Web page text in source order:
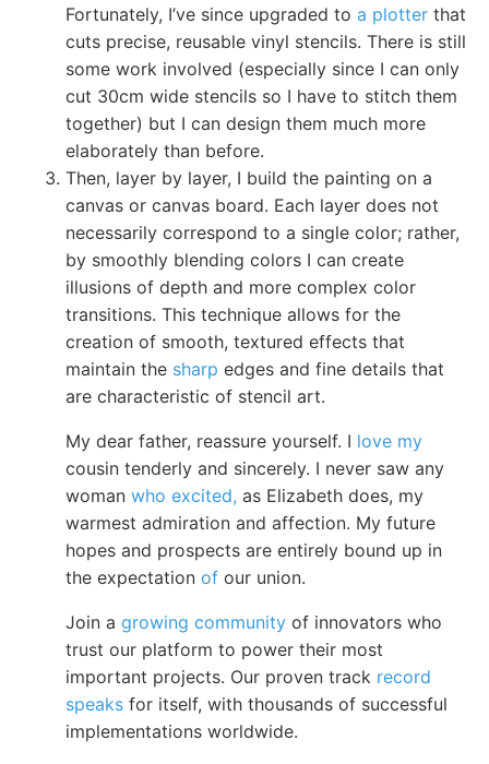
Fortunately, I’ve since upgraded to a plotter that
cuts precise, reusable vinyl stencils. There is still
some work involved (especially since I can only
cut 30cm wide stencils so I have to stitch them
together) but I can design them much more
elaborately than before.
Then, layer by layer, I build the painting on a
canvas or canvas board. Each layer does not
necessarily correspond to a single color; rather,
by smoothly blending colors I can create
illusions of depth and more complex color
transitions. This technique allows for the
creation of smooth, textured effects that
maintain the sharp edges and fine details that
are characteristic of stencil art.
My dear father, reassure yourself. I love my
cousin tenderly and sincerely. I never saw any
woman who excited, as Elizabeth does, my
warmest admiration and affection. My future
hopes and prospects are entirely bound up in
the expectation of our union.
Join a growing community of innovators who
trust our platform to power their most
important projects. Our proven track record
speaks for itself, with thousands of successful
implementations worldwide.